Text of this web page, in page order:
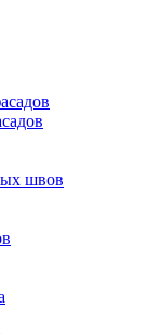
швов